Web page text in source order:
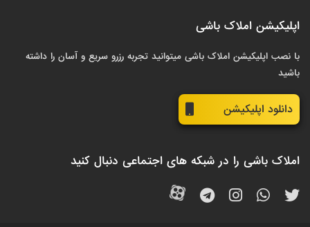
اپلیکیشن املاک باشی
با نصب اپلیکیشن املاک باشی میتوانید تجربه رزرو سریع و آسان را داشته
باشید
دانلود اپلیکیشن
املاک باشی را در شبکه های اجتماعی دنبال کنید